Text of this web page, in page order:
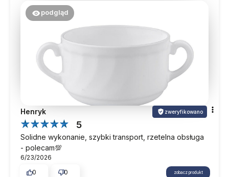
podgląd
Henryk zweryfikowano
5
Solidne wykonanie, szybki transport, rzetelna obsługa
- polecam💯
6/23/2026
0
0 zobacz produkt